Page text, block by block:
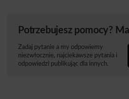
Potrzebujesz pomocy?
Zadaj pytanie a my odpowiemy
niezwłocznie, najciekawsze pytania i
odpowiedzi publikując dla innych.